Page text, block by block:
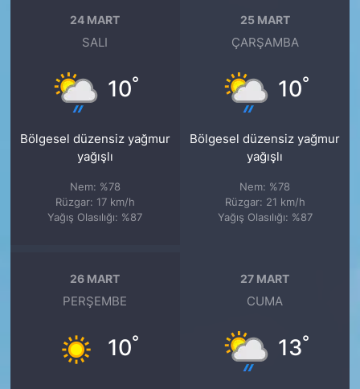
24 MART
SALI
10°
Bölgesel düzensiz yağmur
yağışlı
Nem: %78
Rüzgar: 17 km/h
Yağış Olasılığı: %87
25 MART
ÇARŞAMBA
10°
Bölgesel düzensiz yağmur
yağışlı
Nem: %78
Rüzgar: 21 km/h
Yağış Olasılığı: %87
26 MART
PERŞEMBE
10°
27 MART
CUMA
13°